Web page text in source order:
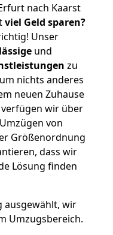
nach Kaarst
viel Geld sparen?
Unser
und
zu
nichts anderes
neuen Zuhause
wir über
von
Größenordnung
dass wir
Lösung finden
ausgewählt, wir
Umzugsbereich.